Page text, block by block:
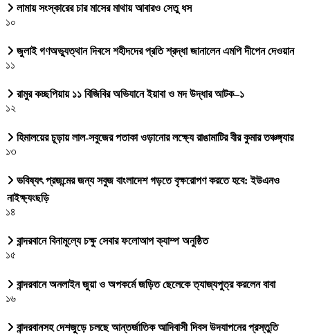
লামায় সংস্কারের চার মাসের মাথায় আবারও সেতু ধস
১০
জুলাই গণঅভ্যুত্থান দিবসে শহীদদের প্রতি শ্রদ্ধা জানালেন এমপি দীপেন দেওয়ান
১১
রামুর কচ্ছপিয়ায় ১১ বিজিবির অভিযানে ইয়াবা ও মদ উদ্ধার আটক–১
১২
হিমালয়ের চূড়ায় লাল-সবুজের পতাকা ওড়ানোর লক্ষ্যে রাঙামাটির বীর কুমার তঞ্চঙ্গ্যার
১৩
ভবিষ্যৎ প্রজন্মের জন্য সবুজ বাংলাদেশ গড়তে বৃক্ষরোপণ করতে হবে: ইউএনও
নাইক্ষ্যংছড়ি
১৪
বান্দরবানে বিনামূল্যে চক্ষু সেবার ফলোআপ ক্যাম্প অনুষ্ঠিত
১৫
বান্দরবানে অনলাইন জুয়া ও অপকর্মে জড়িত ছেলেকে ত্যাজ্যপুত্র করলেন বাবা
১৬
বান্দরবানসহ দেশজুড়ে চলছে আন্তর্জাতিক আদিবাসী দিবস উদযাপনের প্রস্তুতি